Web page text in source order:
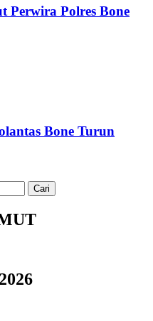
Perwira Polres Bone
Bone Turun